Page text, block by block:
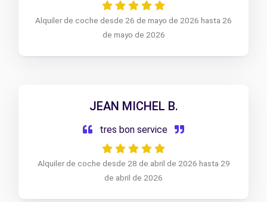
Alquiler de coche desde 26 de mayo de 2026 hasta 26
de mayo de 2026
JEAN MICHEL B.
tres bon service
Alquiler de coche desde 28 de abril de 2026 hasta 29
de abril de 2026